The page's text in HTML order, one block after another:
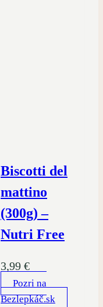
Biscotti del
mattino
(300g) –
Nutri Free
3,99 €
Pozri na
Bezlepkáč.sk